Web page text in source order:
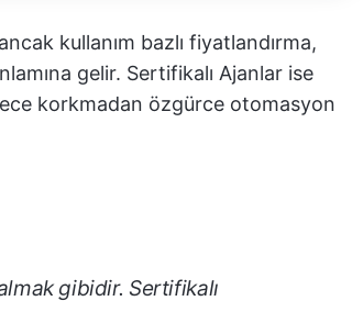
kullanım bazlı fiyatlandırma,
gelir. Sertifikalı Ajanlar ise
korkmadan özgürce otomasyon
gibidir. Sertifikalı